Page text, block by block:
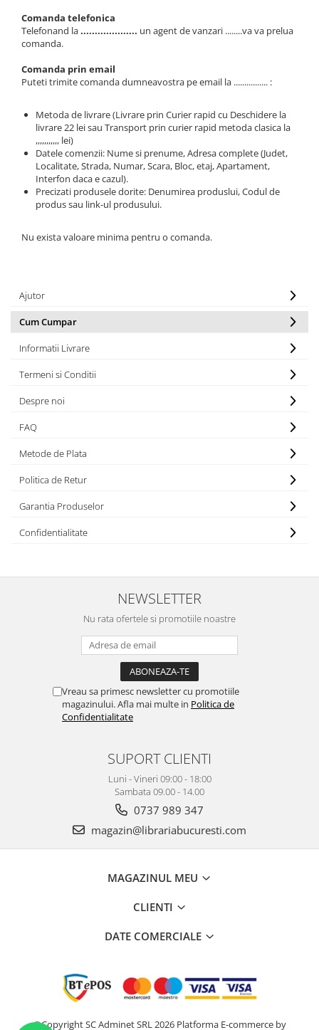
Comanda telefonica
Telefonand la.................... un agent de vanzari ........va va prelua
comanda.
Comanda prin email
Puteti trimite comanda dumneavostra pe email la ................ :
Metoda de livrare (Livrare prin Curier rapid cu Deschidere la
livrare 22 lei sau Transport prin curier rapid metoda clasica la
,,,,,,,,,,, lei)
Datele comenzii: Nume si prenume, Adresa complete (Judet,
Localitate, Strada, Numar, Scara, Bloc, etaj, Apartament,
Interfon daca e cazul).
Precizati produsele dorite: Denumirea produslui, Codul de
produs sau link-ul produsului.
Nu exista valoare minima pentru o comanda.
Ajutor
Cum Cumpar
Informatii Livrare
Termeni si Conditii
Despre noi
FAQ
Metode de Plata
Politica de Retur
Garantia Produselor
Confidentialitate
NEWSLETTER
Nu rata ofertele si promotiile noastre
Vreau sa primesc newsletter cu promotiile
magazinului. Afla mai multe in Politica de
Confidentialitate
SUPORT CLIENTI
Luni - Vineri 09:00 - 18:00
Sambata 09.00 - 14.00
0737 989 347
magazin@librariabucuresti.com
MAGAZINUL MEU
CLIENTI
DATE COMERCIALE
©Copyright SC Adminet SRL 2026 Platforma E-commerce by